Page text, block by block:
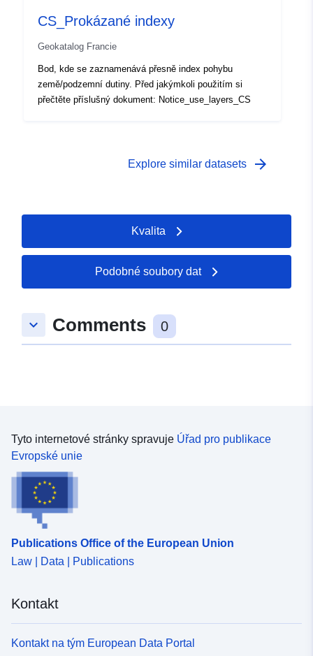
CS_Prokázané indexy
Geokatalog Francie
Bod, kde se zaznamenává přesně index pohybu
země/podzemní dutiny. Před jakýmkoli použitím si
přečtěte příslušný dokument: Notice_use_layers_CS
Explore similar datasets arrow_forward
Kvalita
Podobné soubory dat
keyboard_arrow_down Comments 0
Tyto internetové stránky spravuje Úřad pro publikace
Evropské unie
Publications Office of the European Union
Law | Data | Publications
Kontakt
Kontakt na tým European Data Portal